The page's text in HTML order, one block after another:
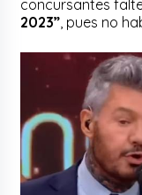
concursantes
2023” , pues no